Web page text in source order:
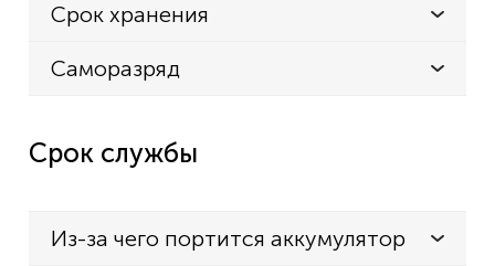
Срок хранения
Саморазряд
Срок службы
Из-за чего портится аккумулятор